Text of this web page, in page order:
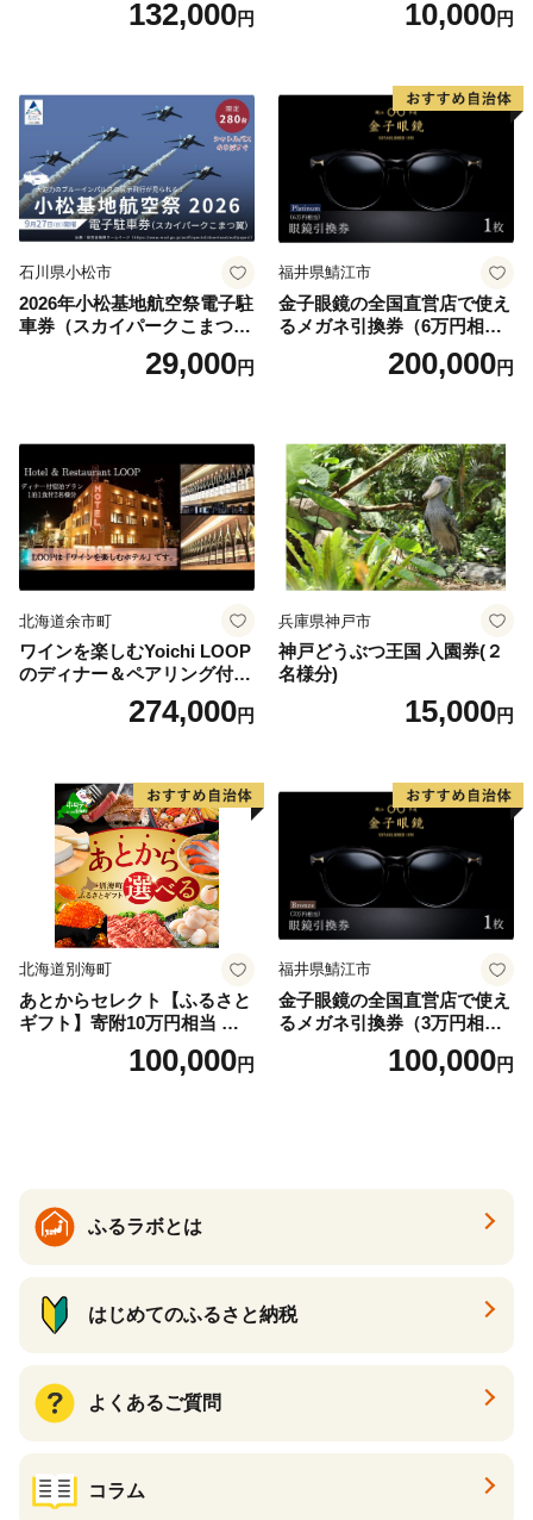
132,000円
円分）【トラベル 観光 旅行
10,000円
石川県小松市
2026年小松基地航空祭電子駐
車券（スカイパークこまつ
翼） 駐車場 シャトルバスの
りばすぐ 石川県 小松市
29,000円
福井県鯖江市
金子眼鏡の全国直営店で使え
るメガネ引換券（6万円相
当） Platinum200,000円
北海道余市町
ワインを楽しむYoichi LOOP
のディナー＆ペアリング付宿
泊プラン＜デラックスツイン
274,000円
兵庫県神戸市
神戸どうぶつ王国 入園券(２
名様分)
15,000円
北海道別海町
あとからセレクト【ふるさと
ギフト】寄附10万円相当 あ
とから選べる！ ギフト いく
ら ほたて 海鮮 牛肉 別海町
ギフト ふるさと納税 ）
100,000円
福井県鯖江市
金子眼鏡の全国直営店で使え
るメガネ引換券（3万円相
100,000円
ふるラボとは
はじめてのふるさと納税
よくあるご質問
コラム